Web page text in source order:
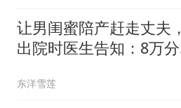
让男闺蜜陪产赶走丈夫，
出院时医生告知：8万分
东洋雪莲